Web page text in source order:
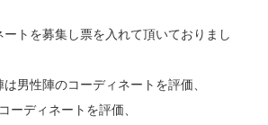
トを募集し票を入れて頂いておりまし
男性陣のコーディネートを評価、
ーディネートを評価、